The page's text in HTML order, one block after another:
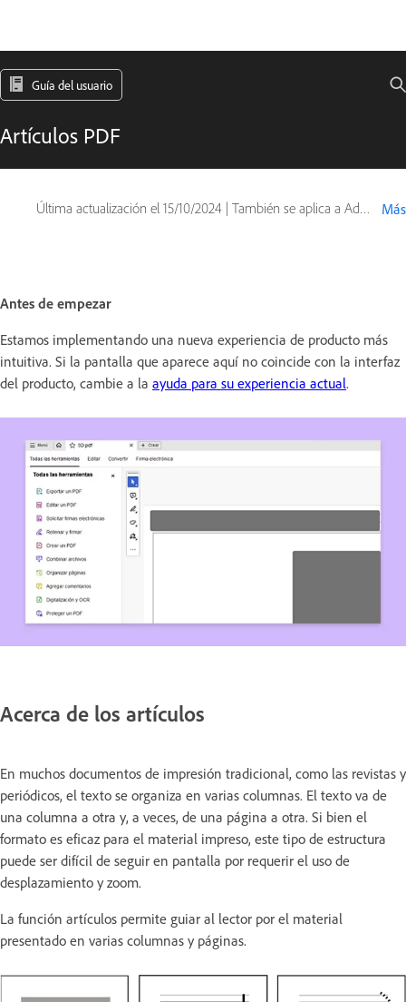
Guía del usuario
Artículos PDF
Última actualización el 15/10/2024 | También se aplica a Adobe Acrobat 2017, Adobe Acrobat 2020 Más
Antes de empezar
Estamos implementando una nueva experiencia de producto más
intuitiva. Si la pantalla que aparece aquí no coincide con la interfaz
del producto, cambie a la ayuda para su experiencia actual.
Acerca de los artículos
En muchos documentos de impresión tradicional, como las revistas y
periódicos, el texto se organiza en varias columnas. El texto va de
una columna a otra y, a veces, de una página a otra. Si bien el
formato es eficaz para el material impreso, este tipo de estructura
puede ser difícil de seguir en pantalla por requerir el uso de
desplazamiento y zoom.
La función artículos permite guiar al lector por el material
presentado en varias columnas y páginas.